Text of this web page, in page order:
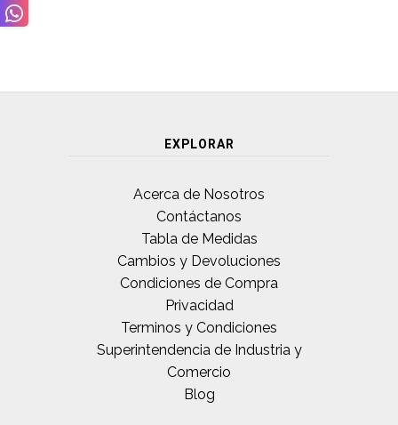
EXPLORAR
Acerca de Nosotros
Contáctanos
Tabla de Medidas
Cambios y Devoluciones
Condiciones de Compra
Privacidad
Terminos y Condiciones
Superintendencia de Industria y
Comercio
Blog